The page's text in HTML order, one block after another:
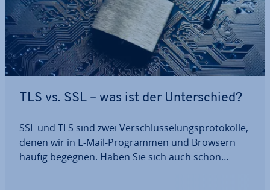
TLS vs. SSL – was ist der Un­ter­schied?
SSL und TLS sind zwei Ver­schlüs­se­lungs­pro­to­kol­le,
denen wir in E-Mail-Pro­gram­men und Browsern
häufig begegnen. Haben Sie sich auch schon